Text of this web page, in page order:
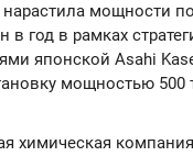
мощности
год в рамках
японской Asahi
мощностью
химическая